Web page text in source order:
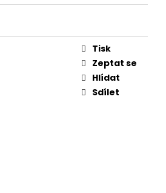
Tisk
Zeptat se
Hlídat
Sdílet